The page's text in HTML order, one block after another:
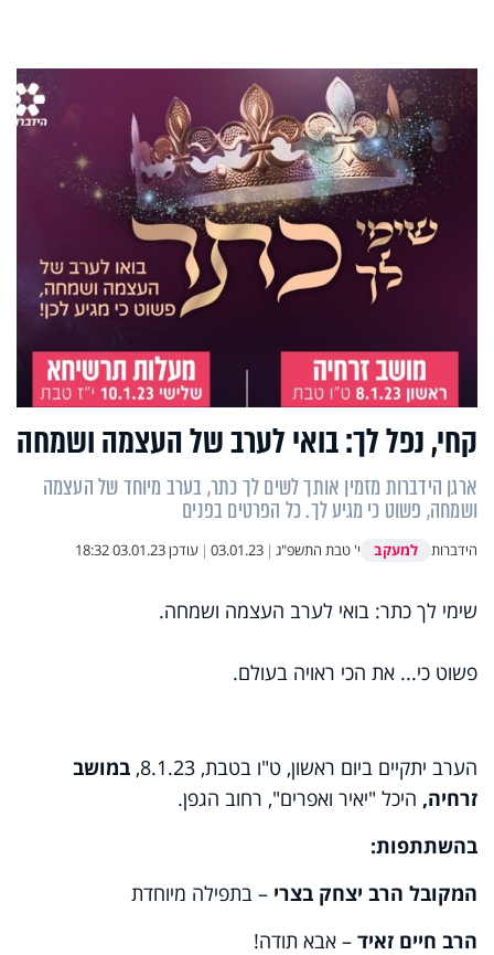
קחי, נפל לך: בואי לערב של העצמה ושמחה
ארגן הידברות מזמין אותך לשים לך כתר, בערב מיוחד של העצמה
ושמחה, פשוט כי מגיע לך. כל הפרטים בפנים
הידברות למעקב י' טבת התשפ"ג |
03.01.23
| עודכן03.01.23 18:32
שימי לך כתר: בואי לערב העצמה ושמחה.
פשוט כי... את הכי ראויה בעולם.
הערב יתקיים ביום ראשון, ט"ו בטבת, 8.1.23,
במושב
זרחיה, היכל "יאיר ואפרים", רחוב הגפן.
בהשתתפות:
המקובל הרב יצחק בצרי – בתפילה מיוחדת
הרב חיים זאיד – אבא תודה!